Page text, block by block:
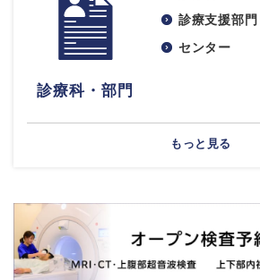
診療科・部門
診療支援部門
センター
もっと見る